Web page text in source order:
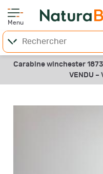
Menu
Carabine winchester
VENDU –